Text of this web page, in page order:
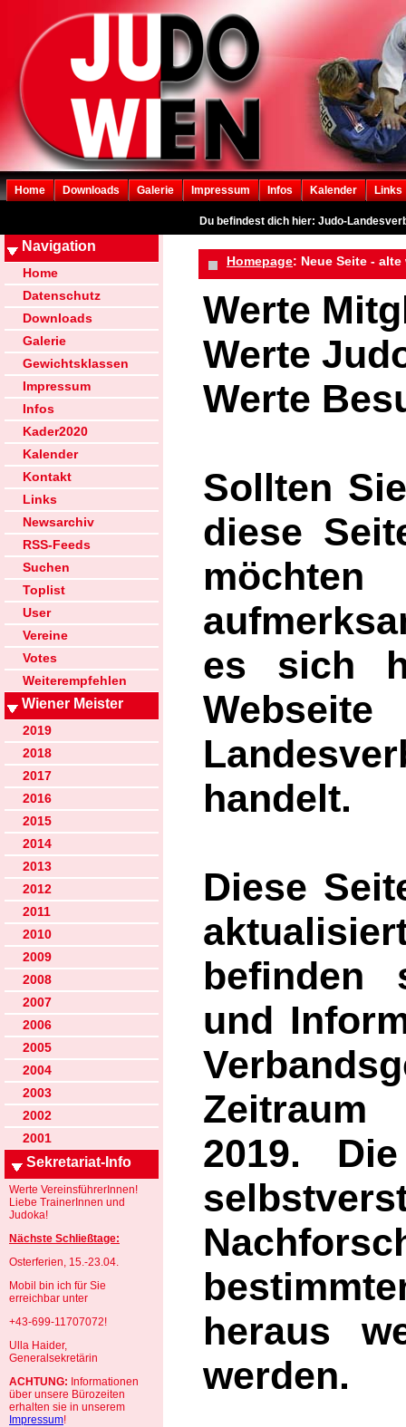
Home Downloads Galerie Impressum Infos Kalender Links
Du befindest dich hier: Judo-
Navigation
Home
Datenschutz
Downloads
Galerie
Gewichtsklassen
Impressum
Infos
Kader2020
Kalender
Kontakt
Links
Newsarchiv
RSS-Feeds
Suchen
Toplist
User
Vereine
Votes
Weiterempfehlen
Wiener Meister
2019
2018
2017
2016
2015
2014
2013
2012
2011
2010
2009
2008
2007
2006
2005
2004
2003
2002
2001
Sekretariat-Info
Werte VereinsführerInnen!
Liebe TrainerInnen und
Judoka!
Nächste Schließtage:
Osterferien, 15.-23.04.
Mobil bin ich für Sie
erreichbar unter
+43-699-11707072!
Ulla Haider,
Generalsekretärin
ACHTUNG: Informationen
über unsere Bürozeiten
erhalten sie in unserem
Impressum!
Homepage: Neue Seite -
Werte
Werte
Werte
Sollten
diese
es sich
handelt.
Diese
befinden
und
2019.
heraus
werden.